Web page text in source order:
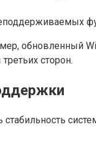
обновленный
сторон.